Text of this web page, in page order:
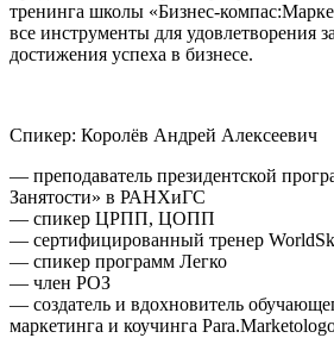
тренинга школы «Бизнес-
все инструменты для удовлетворения
достижения успеха в бизнесе.
Спикер: Королёв Андрей Алексеевич
— преподаватель президентской
Занятости» в РАНХиГС
— спикер ЦРПП, ЦОПП
— сертифицированный тренер
— спикер программ Легко
— член РОЗ
— создатель и вдохновитель
маркетинга и коучинга